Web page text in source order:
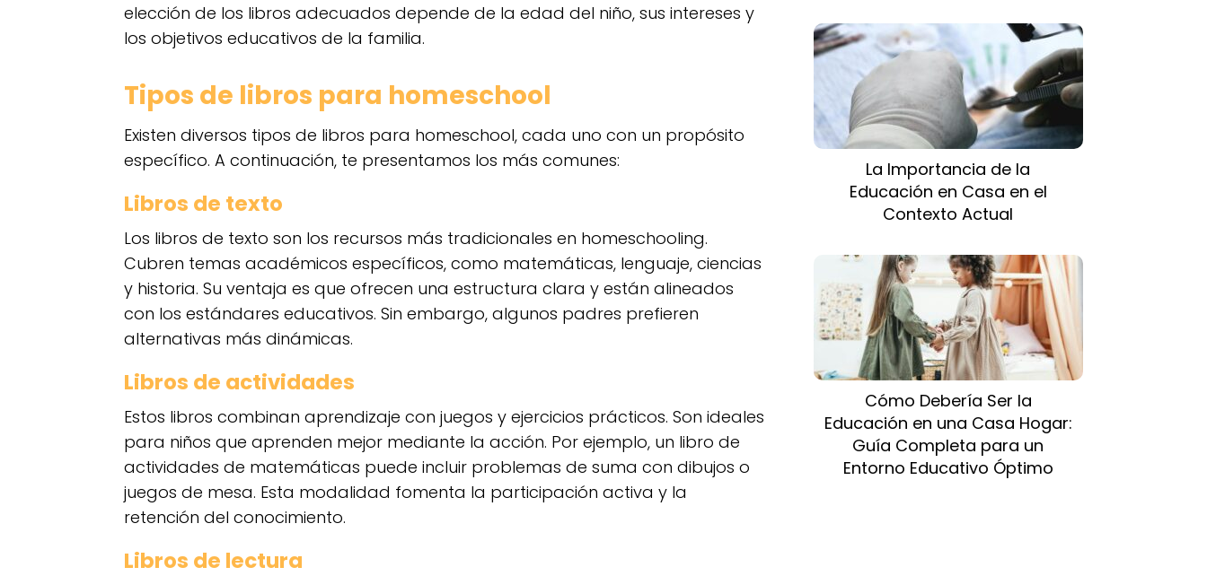
elección de los libros adecuados depende de la edad del niño, sus intereses y
los objetivos educativos de la familia.
Tipos de libros para homeschool
Existen diversos tipos de libros para homeschool, cada uno con un propósito
específico. A continuación, te presentamos los más comunes:
Libros de texto
Los libros de texto son los recursos más tradicionales en homeschooling.
Cubren temas académicos específicos, como matemáticas, lenguaje, ciencias
y historia. Su ventaja es que ofrecen una estructura clara y están alineados
con los estándares educativos. Sin embargo, algunos padres prefieren
alternativas más dinámicas.
Libros de actividades
Estos libros combinan aprendizaje con juegos y ejercicios prácticos. Son ideales
para niños que aprenden mejor mediante la acción. Por ejemplo, un libro de
actividades de matemáticas puede incluir problemas de suma con dibujos o
juegos de mesa. Esta modalidad fomenta la participación activa y la
retención del conocimiento.
Libros de lectura
La Importancia de la
Educación en Casa en el
Contexto Actual
Cómo Debería Ser la
Educación en una Casa Hogar:
Guía Completa para un
Entorno Educativo Óptimo